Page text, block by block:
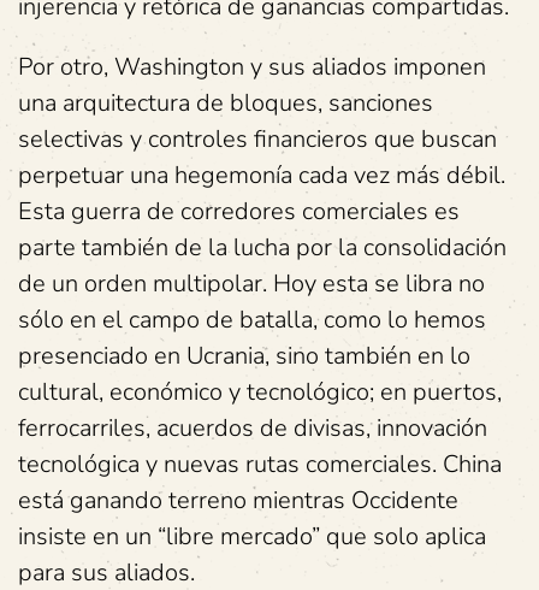
injerencia y retórica de ganancias compartidas.
Por otro, Washington y sus aliados imponen
una arquitectura de bloques, sanciones
selectivas y controles financieros que buscan
perpetuar una hegemonía cada vez más débil.
Esta guerra de corredores comerciales es
parte también de la lucha por la consolidación
de un orden multipolar. Hoy esta se libra no
sólo en el campo de batalla, como lo hemos
presenciado en Ucrania, sino también en lo
cultural, económico y tecnológico; en puertos,
ferrocarriles, acuerdos de divisas, innovación
tecnológica y nuevas rutas comerciales. China
está ganando terreno mientras Occidente
insiste en un “libre mercado” que solo aplica
para sus aliados.